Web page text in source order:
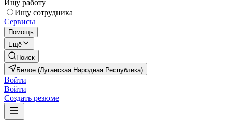
Ищу работу
Ищу сотрудника
Сервисы
Помощь
Ещё
Поиск
Белое (Луганская Народная Республика)
Войти
Войти
Создать резюме